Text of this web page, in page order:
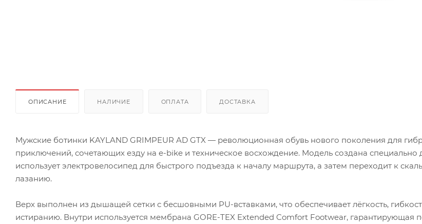
ОПИСАНИЕ НАЛИЧИЕ ОПЛАТА ДОСТАВКА
Мужские ботинки KAYLAND GRIMPEUR AD GTX — революционная обувь нового поколения для
приключений, сочетающих езду на e-bike и техническое восхождение. Модель создана специально
использует электровелосипед для быстрого подъезда к началу маршрута, а затем переходит к
лазанию.
Верх выполнен из дышащей сетки с бесшовными PU-вставками, что обеспечивает лёгкость,
истиранию. Внутри используется мембрана GORE-TEX Extended Comfort Footwear, гарантирующая